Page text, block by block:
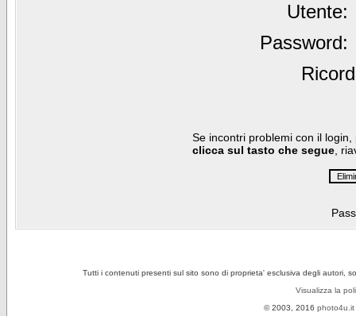
Utente:
Password:
Se incontri problemi con il
clicca sul tasto che segue ,
Tutti i contenuti presenti sul sito sono di proprieta' esclusiva degli autori,
Visualizza la
© 2003, 2016 photo4u.it